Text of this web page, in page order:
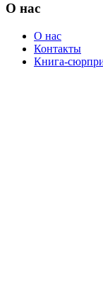
О нас
О нас
Контакты
Книга-